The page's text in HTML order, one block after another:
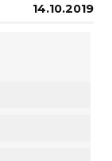
14.10.2019